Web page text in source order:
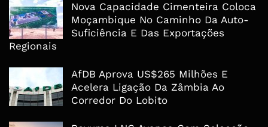
Nova Capacidade Cimenteira Coloca
Moçambique No Caminho Da Auto-
Suficiência E Das Exportações
Regionais
AfDB Aprova US$265 Milhões E
Acelera Ligação Da Zâmbia Ao
Corredor Do Lobito